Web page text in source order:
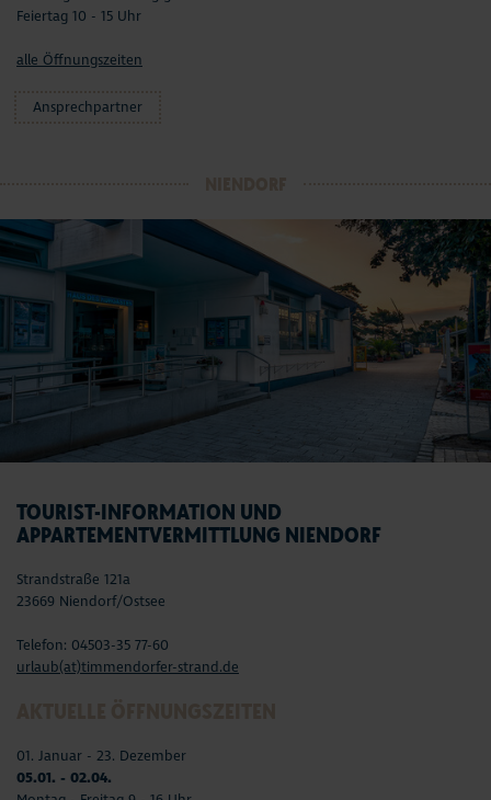
Feiertag 10 - 15 Uhr
alle Öffnungszeiten
Ansprechpartner
TOURIST-INFORMATION UND
APPARTEMENTVERMITTLUNG NIENDORF
Strandstraße 121a
23669 Niendorf/Ostsee
Telefon: 04503-35 77-60
urlaub(at)timmendorfer-strand.de
01. Januar - 23. Dezember
05.01. - 02.04.